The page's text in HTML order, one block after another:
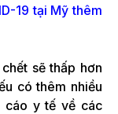
19 tại Mỹ thêm
sẽ thấp hơn
có thêm nhiều
cáo y tế về các